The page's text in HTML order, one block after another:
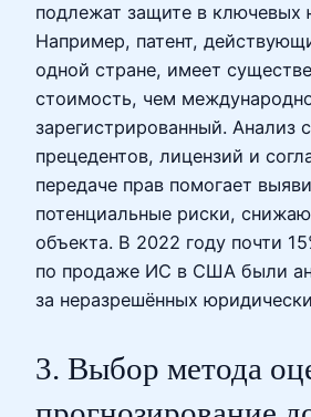
подлежат защите в ключевых
Например, патент,
одной стране, имеет
стоимость, чем
зарегистрированный. Анализ
прецедентов, лицензий и
передаче прав помогает
потенциальные риски,
объекта. В 2022 году почти
по продаже ИС в США были
за неразрешённых
3. Выбор метода